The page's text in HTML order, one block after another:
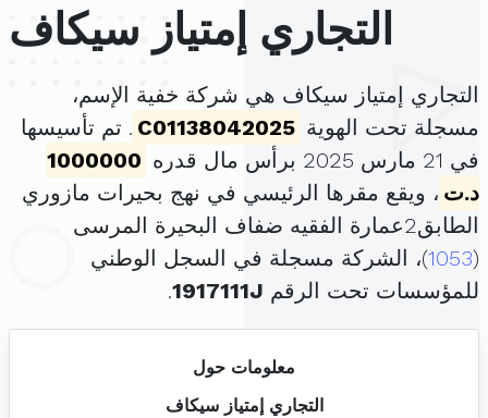
التجاري إمتياز سيكاف
التجاري إمتياز سيكاف هي شركة خفية الإسم،
مسجلة تحت الهوية C01138042025 . تم تأسيسها
في 21 مارس 2025 برأس مال قدره
1000000
د.ت ، ويقع مقرها الرئيسي في نهج بحيرات مازوري
الطابق2عمارة الفقيه ضفاف البحيرة المرسى
(
1053)، الشركة مسجلة في السجل الوطني
للمؤسسات تحت الرقم 1917111J
.
معلومات حول
التجاري إمتياز سيكاف